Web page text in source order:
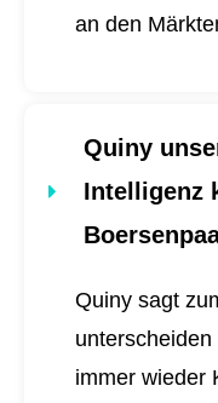
an den
Quiny
Intelligenz
Quiny sagt
immer wieder